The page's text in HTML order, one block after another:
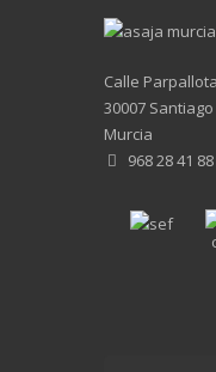
Calle
30007
Murcia
968 28 41 88